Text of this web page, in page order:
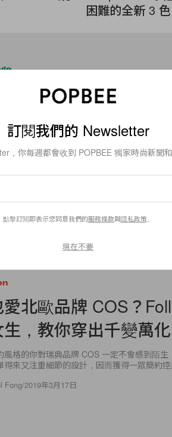
困難的全新 3 色
旅遊名勝全是「地雷
苦苦攢錢，就是為了旅行歎世界！選擇旅遊
麼必去的國家名勝。近日就有網民分享多個
北歐品牌 COS？
，教你穿出千變萬
風格的你對瑞典品牌 COS 一定不會感到陌
得來又注重細節的設計，因而獲得一眾簡約
Fong/2019年3月17日
訂閱我們的 Newsletter
，你每週都會收到 POPBEE 獨家時尚新聞和
點擊訂閱即表示您同意我們的服務條款與隱私政策
現在不要